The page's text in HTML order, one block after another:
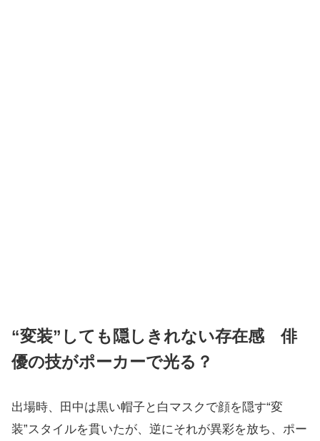
“変装”しても隠しきれない存在感 俳
優の技がポーカーで光る？
出場時、田中は黒い帽子と白マスクで顔を隠す“変
装”スタイルを貫いたが、逆にそれが異彩を放ち、ポー